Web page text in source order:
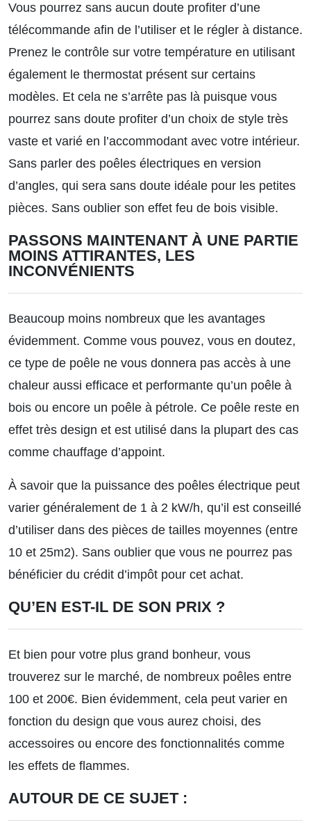
Vous pourrez sans aucun doute profiter d’une
télécommande afin de l’utiliser et le régler à distance.
Prenez le contrôle sur votre température en utilisant
également le thermostat présent sur certains
modèles. Et cela ne s’arrête pas là puisque vous
pourrez sans doute profiter d’un choix de style très
vaste et varié en l’accommodant avec votre intérieur.
Sans parler des poêles électriques en version
d’angles, qui sera sans doute idéale pour les petites
pièces. Sans oublier son effet feu de bois visible.
PASSONS MAINTENANT À UNE PARTIE
MOINS ATTIRANTES, LES
INCONVÉNIENTS
Beaucoup moins nombreux que les avantages
évidemment. Comme vous pouvez, vous en doutez,
ce type de poêle ne vous donnera pas accès à une
chaleur aussi efficace et performante qu’un poêle à
bois ou encore un poêle à pétrole. Ce poêle reste en
effet très design et est utilisé dans la plupart des cas
comme chauffage d’appoint.
À savoir que la puissance des poêles électrique peut
varier généralement de 1 à 2 kW/h, qu’il est conseillé
d’utiliser dans des pièces de tailles moyennes (entre
10 et 25m2). Sans oublier que vous ne pourrez pas
bénéficier du crédit d’impôt pour cet achat.
QU’EN EST-IL DE SON PRIX ?
Et bien pour votre plus grand bonheur, vous
trouverez sur le marché, de nombreux poêles entre
100 et 200€. Bien évidemment, cela peut varier en
fonction du design que vous aurez choisi, des
accessoires ou encore des fonctionnalités comme
les effets de flammes.
AUTOUR DE CE SUJET :